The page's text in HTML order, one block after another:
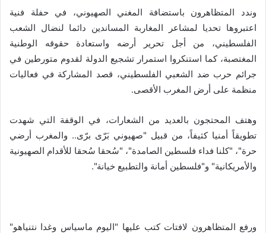
وندد المتظاهرون باستضافة المغني الصهيوني، في حفلة فنية
اعتبروها تحديا لمشاعر المغاربة المساندين دائما لنضال الشعب
الفلسطيني، من أجل تحرير أرضه واستعادة حقوقه الوطنية
المغتصبة، كما استنكروا استمرار تشجيع الدولة لقدوم متورطين في
جرائم حرب ضد الشعبي الفلسطيني، قصد المشاركة في فعاليات
منظمة على أرض المغرب الأقصى.
وهتف المحتجون بالعديد من الشعارات، في الوقفة التي شهدت
تطويقاً أمنيا كثيفاً، من قبيل "صهيوني بَرّى برّى.. والمغرب أرضي
حرة"، "كلنا فداء فلسطين الصامدة"، "سُحقا سُحقا للأقدام الصهيونية
والأمريكانية" و"فلسطين أمانة والتطبيع خيانة".
ورفع المتظاهرون لافتات كتب عليها "اليوم ماسياس وغدا نتنياهو"